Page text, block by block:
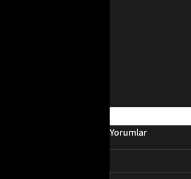
Yorumlar